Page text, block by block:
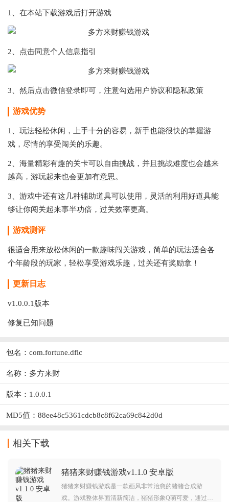
1、在本站下载游戏后打开游戏
2、点击同意个人信息指引
3、然后点击微信登录即可，注意勾选用户协议和隐私政策
游戏优势
1、玩法轻松休闲，上手十分的容易，新手也能很快的掌握游
戏，尽情的享受闯关的乐趣。
2、海量精彩有趣的关卡可以自由挑战，并且挑战难度也会越来
越高，游玩起来也会更加有意思。
3、游戏中还有这几种辅助道具可以使用，灵活的利用好道具能
够让你闯关起来事半功倍，过关效率更高。
游戏测评
很适合用来放松休闲的一款趣味闯关游戏，简单的玩法适合各
个年龄段的玩家，轻松享受游戏乐趣，过关还有奖励拿！
更新日志
v1.0.0.1版本
修复已知问题
包名：com.fortune.dflc
名称：多方来财
版本：1.0.0.1
MD5值：88ee48c5361cdcb8c8f62ca69c842d0d
相关下载
猪猪来财赚钱游戏v1.1.0 安卓版
猪猪来财赚钱游戏是一款画风非常治愈的猪猪合成游
戏。游戏整体界面清新简洁，猪猪形象Q萌可爱，通过三